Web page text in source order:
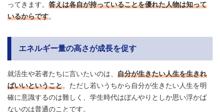
ってきます。 答えは各自が持っていることを優れた人物は知って
いるからです。
エネルギー量の高さが成長を促す
就活生や若者たちに言いたいのは、 自分が生きたい人生を生きれ
ばいいということ。ただし若いうちから自分が生きたい人生を明
確に意識するのは難しく、学生時代はぼんやりとしか思い浮かば
ないのは普通のことです。